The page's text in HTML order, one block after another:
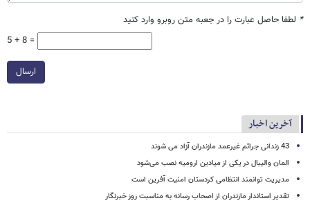
* لطفا حاصل عبارت را در جعبه متن روبرو وارد کنید
5 + 8 =
ارسال
آخرین اخبار
43 زندانی جرائم غیرعمد مازندران آزاد می شوند
المان والیبال در یکی از میادین ارومیه نصب می‌شود
مدیریت توانمند انتظامی کردستان امنیت آفرین است
تقدیر استاندار مازندران از اصحاب رسانه به مناسبت روز خبرنگار